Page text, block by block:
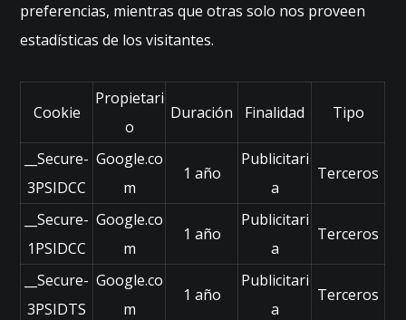
preferencias, mientras que otras solo nos proveen
estadísticas de los visitantes.
Cookie
Propietari
o
Duración Finalidad Tipo
__Secure-
3PSIDCC
Google.co
m
1 año
Publicitari
a
Terceros
__Secure-
1PSIDCC
Google.co
m
1 año
Publicitari
a
Terceros
__Secure-
3PSIDTS
Google.co
m
1 año
Publicitari
a
Terceros
la
n
n
id
a
d
y
e
st
ru
ct
ur